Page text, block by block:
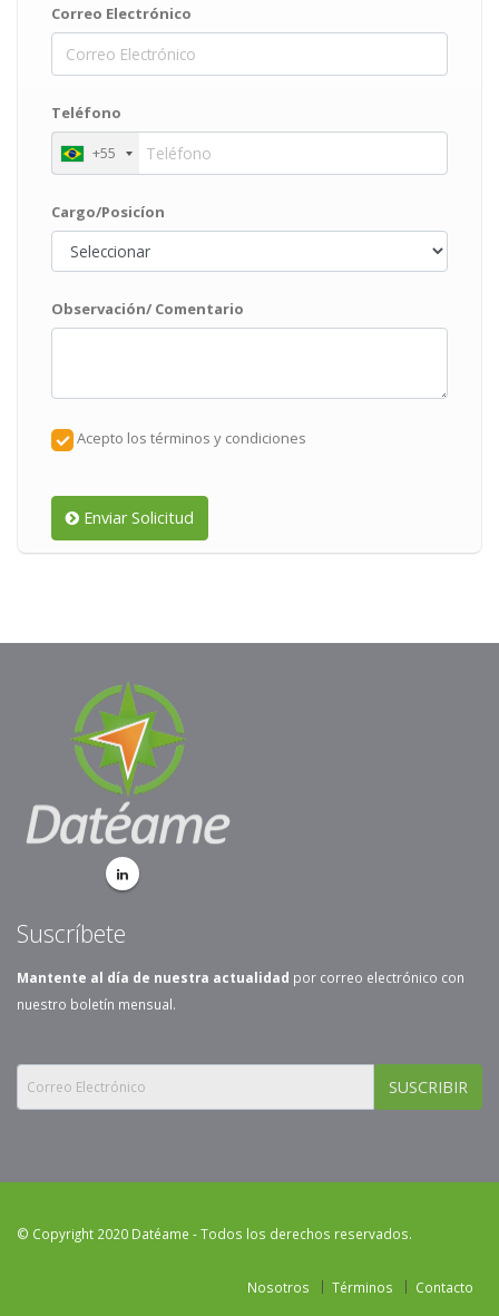
Correo Electrónico
Teléfono
+55
Cargo/Posicíon
Observación/ Comentario
Acepto los términos y condiciones
Enviar Solicitud
Suscríbete
Mantente al día de nuestra actualidad por correo electrónico con
nuestro boletín mensual.
SUSCRIBIR
© Copyright 2020 Datéame - Todos los derechos reservados.
Nosotros Términos Contacto